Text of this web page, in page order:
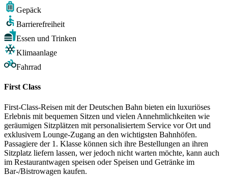
Gepäck
Barrierefreiheit
Essen und Trinken
Klimaanlage
Fahrrad
First Class
First-Class-Reisen mit der Deutschen Bahn bieten ein luxuriöses
Erlebnis mit bequemen Sitzen und vielen Annehmlichkeiten wie
geräumigen Sitzplätzen mit personalisiertem Service vor Ort und
exklusivem Lounge-Zugang an den wichtigsten Bahnhöfen.
Passagiere der 1. Klasse können sich ihre Bestellungen an ihren
Sitzplatz liefern lassen, wer jedoch nicht warten möchte, kann auch
im Restaurantwagen speisen oder Speisen und Getränke im
Bar-/Bistrowagen kaufen.